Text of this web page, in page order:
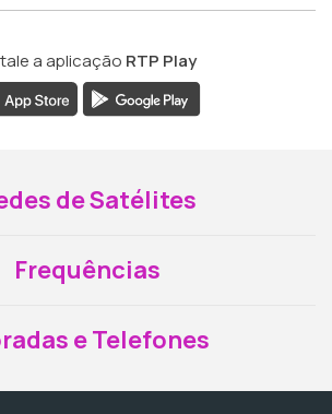
a aplicação RTP Play
de Satélites
Frequências
e Telefones